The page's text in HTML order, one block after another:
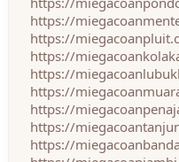
https://
https://
https://
https://
https://
https://
https://
https://